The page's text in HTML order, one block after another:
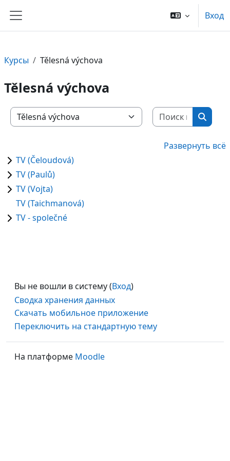
Боковая панель
Вход
Курсы Tělesná výchova
Tělesná výchova
Категории курсов
Поиск
Поиск
Развернуть всё
TV (Čeloudová)
TV (Paulů)
TV (Vojta)
TV (Taichmanová)
TV - společné
Вы не вошли в систему (Вход)
Сводка хранения данных
Скачать мобильное приложение
Переключить на стандартную тему
На платформе Moodle